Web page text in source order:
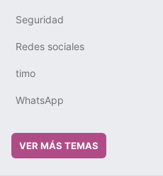
Seguridad
Redes sociales
timo
WhatsApp
VER MÁS TEMAS